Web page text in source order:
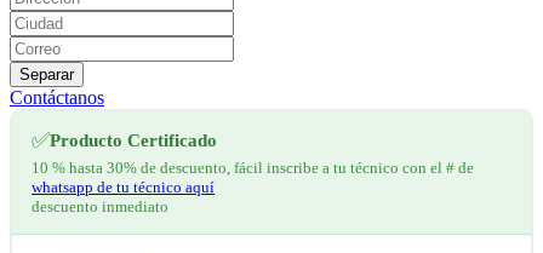
Separar
Contáctanos
✅Producto Certificado
10 % hasta 30% de descuento, fácil inscribe a tu técnico con el # de
whatsapp de tu técnico aquí
descuento inmediato